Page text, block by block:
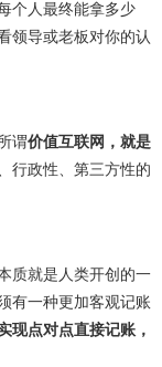
个人最终能拿多少
领导或老板对你的认
谓价值互联网，就是
行政性、第三方性的
质就是人类开创的一
有一种更加客观记账
现点对点直接记账，